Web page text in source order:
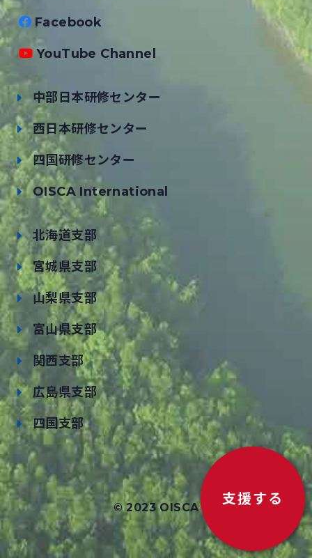
支援する
Facebook
YouTube Channel
中部日本研修センター
西日本研修センター
四国研修センター
OISCA International
北海道支部
宮城県支部
山梨県支部
富山県支部
関西支部
広島県支部
四国支部
© 2023 OISCA